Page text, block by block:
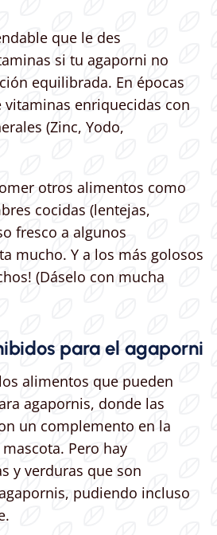
que le des
si tu agaporni no
equilibrada. En épocas
vitaminas enriquecidas con
(Zinc, Yodo,
otros alimentos como
cocidas (lentejas,
fresco a algunos
mucho. Y a los más golosos
(Dáselo con mucha
para el agaporni
alimentos que pueden
agapornis, donde las
un complemento en la
Pero hay
y verduras que son
pudiendo incluso